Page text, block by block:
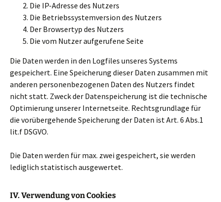
Die IP-Adresse des Nutzers
Die Betriebssystemversion des Nutzers
Der Browsertyp des Nutzers
Die vom Nutzer aufgerufene Seite
Die Daten werden in den Logfiles unseres Systems
gespeichert. Eine Speicherung dieser Daten zusammen mit
anderen personenbezogenen Daten des Nutzers findet
nicht statt. Zweck der Datenspeicherung ist die technische
Optimierung unserer Internetseite. Rechtsgrundlage für
die vorübergehende Speicherung der Daten ist Art. 6 Abs.1
lit.f DSGVO.
Die Daten werden für max. zwei gespeichert, sie werden
lediglich statistisch ausgewertet.
IV. Verwendung von Cookies